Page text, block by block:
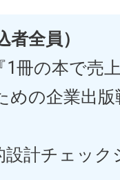
全員）
1冊の本で売
めの企業出
設計チェック